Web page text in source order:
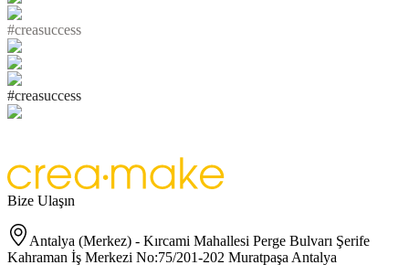
#creasuccess
#creasuccess
Bize Ulaşın
Antalya (Merkez) - Kırcami Mahallesi Perge Bulvarı Şerife
Kahraman İş Merkezi No:75/201-202 Muratpaşa Antalya